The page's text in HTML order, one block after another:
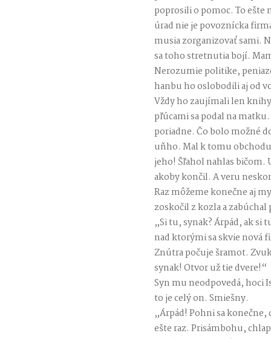
poprosili o pomoc. To
úrad nie je povoznícka
musia zorganizovať sami.
sa toho stretnutia bojí.
Nerozumie politike,
hanbu ho oslobodili aj od
Vždy ho zaujímali len
pľúcami sa podal na
poriadne. Čo bolo možné
uňho. Mal k tomu
jeho! Šľahol nahlas bičom.
akoby končil. A veru
Raz môžeme konečne aj
zoskočil z kozla a
„Si tu, synak? Árpád, ak
nad ktorými sa skvie nová
Znútra počuje šramot.
synak! Otvor už tie dvere!“
Syn mu neodpovedá, hoci
to je celý on. Smiešny.
„Árpád! Pohni sa
ešte raz. Prisámbohu,